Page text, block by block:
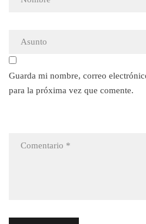
Guarda mi nombre, correo
para la próxima vez que comente.